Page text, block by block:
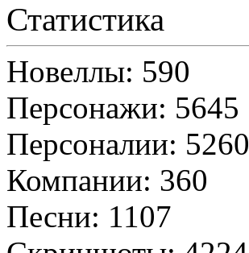
Статистика
Новеллы: 590
Персонажи: 5645
Персоналии: 5260
Компании: 360
Песни: 1107